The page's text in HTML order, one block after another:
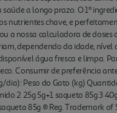
a longo prazo. O 1º
nutrientes chave, e
a nossa calculadora de doses
dependendo da idade, nível
água fresca e limpa.
Consumir de preferência
dia): Peso do Gato (kg)
2 25g 5g+1 saqueta 85g 3
85g ® Reg. Trademark of